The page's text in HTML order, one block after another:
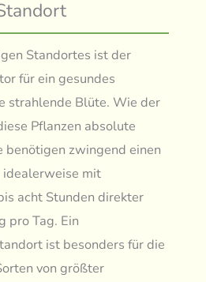
Standortes ist der
für ein gesundes
strahlende Blüte. Wie der
Pflanzen absolute
benötigen zwingend einen
mit
acht Stunden direkter
pro Tag. Ein
ist besonders für die
von größter